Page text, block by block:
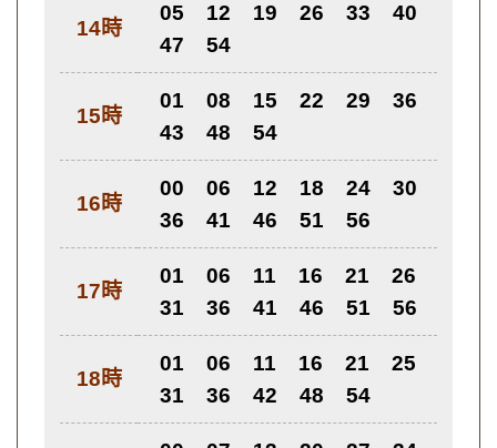
14時
05 12 19 26 33
40
47
54
15時
01 08 15 22 29
36
43
48 54
16時
00 06 12 18 24
30
36
41 46 51 56
17時
01 06 11 16 21
26
31
36 41 46 51 56
18時
01 06 11 16 21
25
31
36 42 48 54